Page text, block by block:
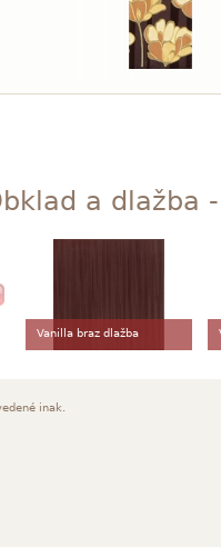
a dlažba
Vanilla braz dlažba
inak.